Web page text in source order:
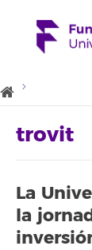
trovit
La
la